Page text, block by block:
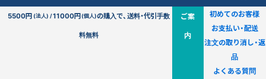
5500円(法人) /11000円(個人)の購入で、送料・代引手数
料無料
ご案
内
初めてのお客様
お支払い・配送
注文の取り消し・返
品
よくある質問